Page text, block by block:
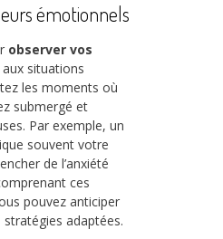
émotionnels
observer vos
situations
les moments où
submergé et
Par exemple, un
souvent votre
de l’anxiété
ces
pouvez anticiper
adaptées.